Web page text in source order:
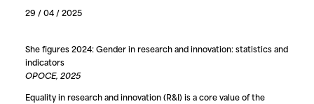
29 / 04 / 2025
She figures 2024: Gender in research and innovation: statistics and
indicators
OPOCE, 2025
Equality in research and innovation (R&I) is a core value of the